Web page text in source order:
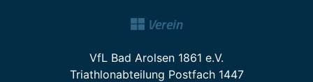
Verein
VfL Bad Arolsen 1861 e.V.
Triathlonabteilung Postfach 1447